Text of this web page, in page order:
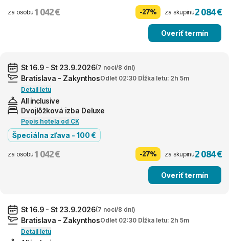
za osobu 1 042 € -27% za skupinu2 084 €
Overiť termín
St 16.9 - St 23.9.2026(7 nocí/8 dní)
Bratislava - ZakynthosOdlet 02:30 Dĺžka letu: 2h 5m
Detail letu
All inclusive
Dvojlôžková izba Deluxe
Popis hotela od CK
Špeciálna zľava - 100 €
za osobu 1 042 € -27% za skupinu2 084 €
Overiť termín
St 16.9 - St 23.9.2026(7 nocí/8 dní)
Bratislava - ZakynthosOdlet 02:30 Dĺžka letu: 2h 5m
Detail letu